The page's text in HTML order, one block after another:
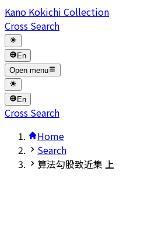
Kano Kokichi Collection
Cross Search
En
Open menu
En
Cross Search
Home
Search
算法勾股致近集 上